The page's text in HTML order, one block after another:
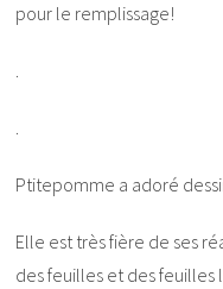
pour le remplissage!
.
.
Ptitepomme a adoré
Elle est très fière de ses
des feuilles et des feuilles